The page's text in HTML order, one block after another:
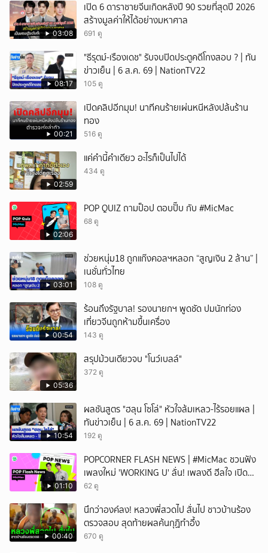
03:08
เปิด 6 ดาราชายจีนเกิดหลังปี 90 รวยที่สุดปี 2026
สร้างมูลค่าให้ได้อย่างมหาศาล
691 ดู
08:17
"ธีรุตม์-เรืองเดช" รับจบปิดประตูคดีโกงสอบ ? | ทัน
ข่าวเย็น | 6 ส.ค. 69 | NationTV22
105 ดู
00:21
เปิดคลิปอีกมุม! นาทีคนร้ายเผ่นหนีหลังปล้uร้าน
ทอง
516 ดู
02:59
แค่คำนี้คำเดียว อะไรก็เป็นไปได้
434 ดู
02:06
POP QUIZ ถามป็อป ตอบปั๊บ กับ #MicMac
68 ดู
03:01
ช่วยหนุ่ม18 ถูกแก๊งคอลฯหลอก “สูญเงิน 2 ล้าน” |
เนชั่นทั่วไทย
108 ดู
00:54
ร้อนถึงรัฐบาล! รองนายกฯ พูดชัด ปมนักท่อง
เที่ยวจีนถูกห้ามขึ้นเครื่อง
143 ดู
05:36
สรุปม้วนเดียวจบ "โนว์เบลล์"
372 ดู
10:54
ผลชันสูตร "ฮลุน โซโล่" หัวใจล้มเหลว-ไร้รอยแผล |
ทันข่าวเย็น | 6 ส.ค. 69 | NationTV22
192 ดู
01:10
POPCORNER FLASH NEWS | #MicMac ชวนฟัง
เพลงใหม่ 'WORKING U' ลั่น! เพลงดี ฮีลใจ เปิด
ฟังได้ทุกสถานการณ์
62 ดู
00:40
นึกว่าองค์ลง! หลวงพี่สวดไป สั่นไป ชาวบ้านร้อง
ตรวจสอบ สุดท้ายผลค้นกุฏิทำอึ้ง
670 ดู